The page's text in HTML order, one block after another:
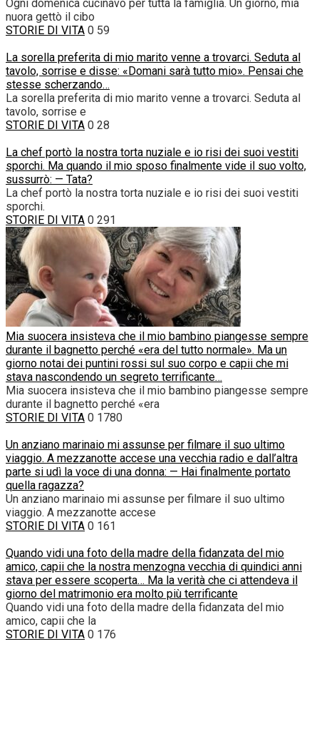
Ogni domenica cucinavo per tutta la famiglia. Un giorno, mia
nuora gettò il cibo
STORIE DI VITA 0 59
La sorella preferita di mio marito venne a trovarci. Seduta al
tavolo, sorrise e disse: «Domani sarà tutto mio». Pensai che
stesse scherzando…
La sorella preferita di mio marito venne a trovarci. Seduta al
tavolo, sorrise e
STORIE DI VITA 0 28
La chef portò la nostra torta nuziale e io risi dei suoi vestiti
sporchi. Ma quando il mio sposo finalmente vide il suo volto,
sussurrò: — Tata?
La chef portò la nostra torta nuziale e io risi dei suoi vestiti
sporchi.
STORIE DI VITA 0 291
Mia suocera insisteva che il mio bambino piangesse sempre
durante il bagnetto perché «era del tutto normale». Ma un
giorno notai dei puntini rossi sul suo corpo e capii che mi
stava nascondendo un segreto terrificante…
Mia suocera insisteva che il mio bambino piangesse sempre
durante il bagnetto perché «era
STORIE DI VITA 0 1780
Un anziano marinaio mi assunse per filmare il suo ultimo
viaggio. A mezzanotte accese una vecchia radio e dall’altra
parte si udì la voce di una donna: — Hai finalmente portato
quella ragazza?
Un anziano marinaio mi assunse per filmare il suo ultimo
viaggio. A mezzanotte accese
STORIE DI VITA 0 161
Quando vidi una foto della madre della fidanzata del mio
amico, capii che la nostra menzogna vecchia di quindici anni
stava per essere scoperta… Ma la verità che ci attendeva il
giorno del matrimonio era molto più terrificante
Quando vidi una foto della madre della fidanzata del mio
amico, capii che la
STORIE DI VITA 0 176